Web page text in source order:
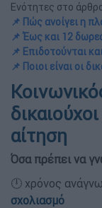
Ενότητες στο
📌 Πώς ανοίγει η
📌 Έως και 12
📌 Επιδοτούνται
📌 Ποιοι είναι οι
αίτηση
Όσα πρέπει να
🕛 χρόνος
σχολιασμό